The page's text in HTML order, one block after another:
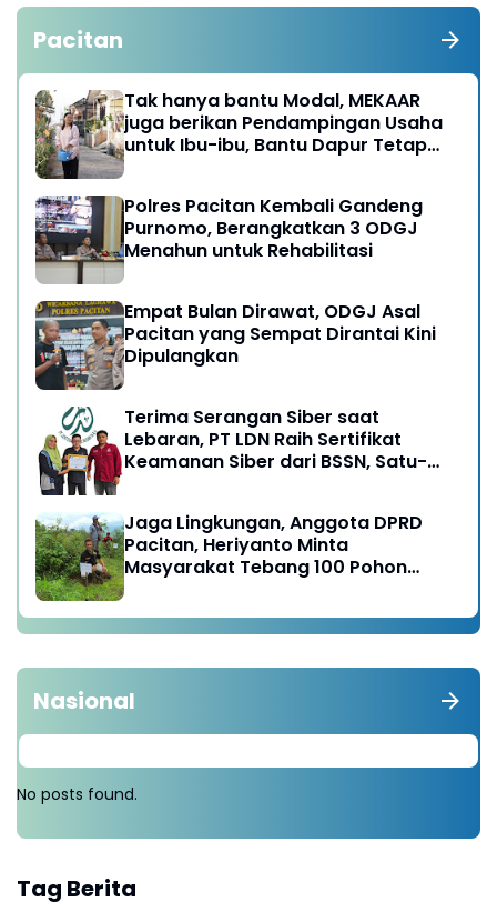
Pacitan
Tak hanya bantu Modal, MEKAAR
juga berikan Pendampingan Usaha
untuk Ibu-ibu, Bantu Dapur Tetap
Polres Pacitan Kembali Gandeng
Purnomo, Berangkatkan 3 ODGJ
Menahun untuk Rehabilitasi
Empat Bulan Dirawat, ODGJ Asal
Pacitan yang Sempat Dirantai Kini
Dipulangkan
Terima Serangan Siber saat
Lebaran, PT LDN Raih Sertifikat
Keamanan Siber dari BSSN, Satu-
Jaga Lingkungan, Anggota DPRD
Pacitan, Heriyanto Minta
Masyarakat Tebang 100 Pohon
Nasional
No posts found.
Tag Berita